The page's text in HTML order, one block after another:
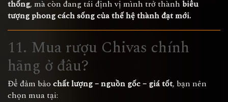
thống, mà còn đang tái định vị mình trở thành biểu
tượng phong cách sống của thế hệ thành đạt mới.
11. Mua rượu Chivas chính
hãng ở đâu?
Để đảm bảo chất lượng – nguồn gốc – giá tốt, bạn nên
chọn mua tại: